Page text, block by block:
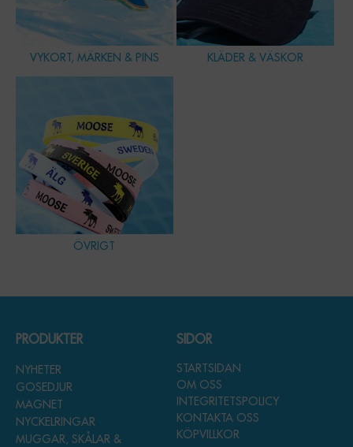
VYKORT, MÄRKEN & PINS KLÄDER & VÄSKOR
ÖVRIGT
PRODUKTER
NYHETER
GOSEDJUR
MAGNET
NYCKELRINGAR
MUGGAR, SKÅLAR &
SIDOR
STARTSIDAN
OM OSS
INTEGRITETSPOLICY
KONTAKTA OSS
KÖPVILLKOR